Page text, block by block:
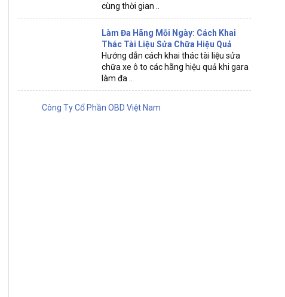
cùng thời gian ..
Làm Đa Hãng Mỗi Ngày: Cách Khai
Thác Tài Liệu Sửa Chữa Hiệu Quả
Hướng dẫn cách khai thác tài liệu sửa
chữa xe ô to các hãng hiệu quả khi gara
làm đa ..
Công Ty Cổ Phần OBD Việt Nam